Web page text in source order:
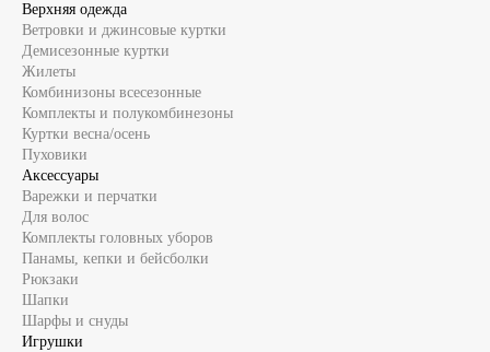
Верхняя одежда
Ветровки и джинсовые куртки
Демисезонные куртки
Жилеты
Комбинизоны всесезонные
Комплекты и полукомбинезоны
Куртки весна/осень
Пуховики
Аксессуары
Варежки и перчатки
Для волос
Комплекты головных уборов
Панамы, кепки и бейсболки
Рюкзаки
Шапки
Шарфы и снуды
Игрушки